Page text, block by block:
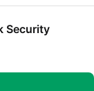
Security